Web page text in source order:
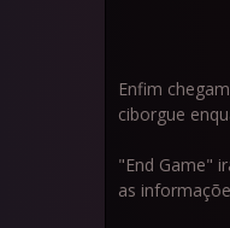
Enfim
ciborgue
"End Game"
as